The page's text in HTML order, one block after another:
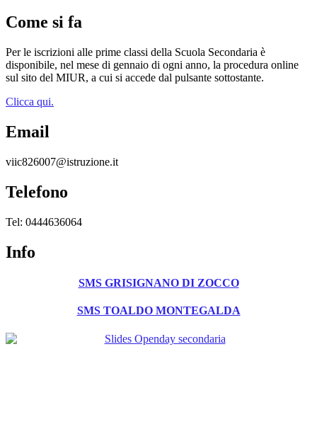
Come si fa
Per le iscrizioni alle prime classi della Scuola Secondaria è
disponibile, nel mese di gennaio di ogni anno, la procedura online
sul sito del MIUR, a cui si accede dal pulsante sottostante.
Clicca qui.
Email
viic826007@istruzione.it
Telefono
Tel: 0444636064
Info
SMS GRISIGNANO DI ZOCCO
SMS TOALDO MONTEGALDA